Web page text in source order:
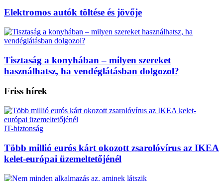
Elektromos autók töltése és jövője
Tisztaság a konyhában – milyen szereket
használhatsz, ha vendéglátásban dolgozol?
Friss hírek
IT-biztonság
Több millió eurós kárt okozott zsarolóvírus az IKEA
kelet-európai üzemeltetőjénél